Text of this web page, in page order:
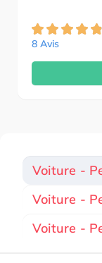
8 Avis
Voiture -
Voiture -
Voiture -